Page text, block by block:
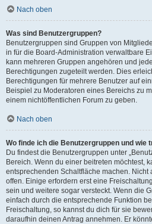
Nach oben
Was sind Benutzergruppen?
Benutzergruppen sind Gruppen von
in für die Board-Administration verwaltbare
kann mehreren Gruppen angehören und
Berechtigungen zugeteilt werden. Dies
Berechtigungen für mehrere Benutzer auf
Beispiel zu Moderatoren eines Bereichs zu
einem nichtöffentlichen Forum zu geben.
Nach oben
Wo finde ich die Benutzergruppen und wie
Du findest die Benutzergruppen unter
Bereich. Wenn du einer beitreten möchtest,
entsprechenden Schaltfläche machen.
offen. Einige erfordern erst eine
sein und weitere sogar versteckt. Wenn die
einfach durch die entsprechende Funktion
Freischaltung, so kannst du dich für sie
daraufhin deinen Antrag annehmen. Er